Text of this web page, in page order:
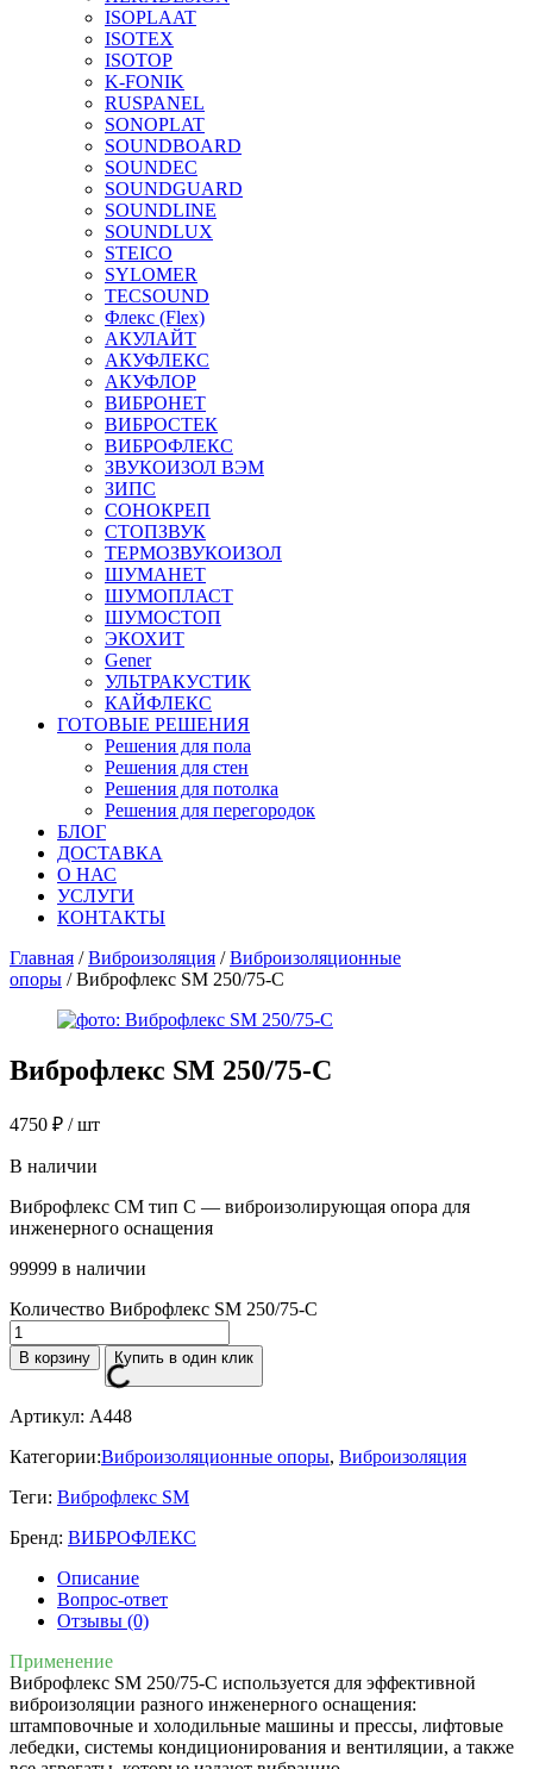
ISOPLAAT
ISOTEX
ISOTOP
K-FONIK
RUSPANEL
SONOPLAT
SOUNDBOARD
SOUNDEC
SOUNDGUARD
SOUNDLINE
SOUNDLUX
STEICO
SYLOMER
TECSOUND
Флекс (Flex)
АКУЛАЙТ
АКУФЛЕКС
АКУФЛОР
ВИБРОНЕТ
ВИБРОСТЕК
ВИБРОФЛЕКС
ЗВУКОИЗОЛ ВЭМ
ЗИПС
СОНОКРЕП
СТОПЗВУК
ТЕРМОЗВУКОИЗОЛ
ШУМАНЕТ
ШУМОПЛАСТ
ШУМОСТОП
ЭКОХИТ
Gener
УЛЬТРАКУСТИК
КАЙФЛЕКС
ГОТОВЫЕ РЕШЕНИЯ
Решения для пола
Решения для стен
Решения для потолка
Решения для перегородок
БЛОГ
ДОСТАВКА
О НАС
УСЛУГИ
КОНТАКТЫ
Главная /Виброизоляция /Виброизоляционные
опоры / Виброфлекс SM 250/75-C
Виброфлекс SM 250/75-C
4750 ₽ / шт
В наличии
Виброфлекс СМ тип C — виброизолирующая опора для
инженерного оснащения
99999 в наличии
Количество Виброфлекс SM 250/75-C
В корзину Купить в один клик
Артикул: A448
Категории:Виброизоляционные опоры, Виброизоляция
Теги: Виброфлекс SM
Бренд: ВИБРОФЛЕКС
Описание
Вопрос-ответ
Отзывы (0)
Применение
Виброфлекс SM 250/75-C используется для эффективной
виброизоляции разного инженерного оснащения:
штамповочные и холодильные машины и прессы, лифтовые
лебедки, системы кондиционирования и вентиляции, а также